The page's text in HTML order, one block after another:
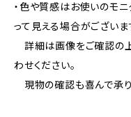
・色や質感はお使いのモニ
って見える場合がございま
詳細は画像をご確認の
わせください。
現物の確認も喜んで承り